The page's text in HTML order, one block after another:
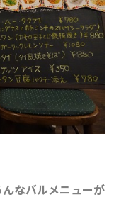
なバルメニューが